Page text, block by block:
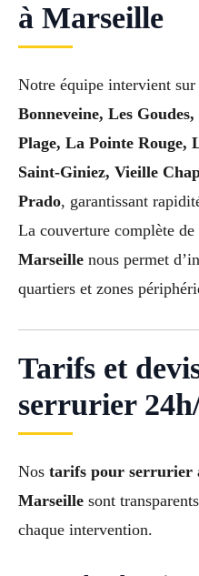
à Marseille
Notre équipe intervient sur
Bonneveine, Les
Plage, La Pointe Rouge,
Saint-Giniez, Vieille
Prado, garantissant
La couverture complète de
Marseille nous permet
quartiers et zones
Tarifs et
serrurier
Nos tarifs pour serrurier
Marseille sont
chaque intervention.